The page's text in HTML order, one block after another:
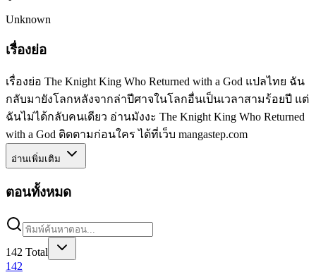
Unknown
เรื่องย่อ
เรื่องย่อ The Knight King Who Returned with a God แปลไทย ฉัน
กลับมายังโลกหลังจากล่าปีศาจในโลกอื่นเป็นเวลาสามร้อยปี แต่
ฉันไม่ได้กลับคนเดียว อ่านมังงะ The Knight King Who Returned
with a God ติดตามก่อนใคร ได้ที่เว็บ mangastep.com
อ่านเพิ่มเติม
ตอนทั้งหมด
142 Total
142